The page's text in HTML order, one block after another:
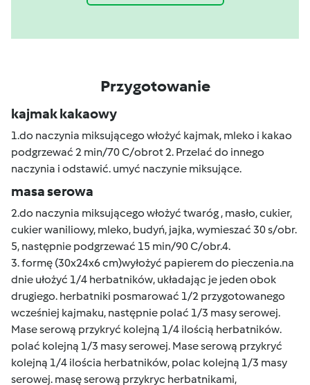
Przygotowanie
kajmak kakaowy
1.do naczynia miksującego włożyć kajmak, mleko i kakao
podgrzewać 2 min/70 C/obrot 2. Przelać do innego
naczynia i odstawić. umyć naczynie miksujące.
masa serowa
2.do naczynia miksującego włożyć twaróg , masło, cukier,
cukier waniliowy, mleko, budyń, jajka, wymieszać 30 s/obr.
5, następnie podgrzewać 15 min/90 C/obr.4.
3. formę (30x24x6 cm)wyłożyć papierem do pieczenia.na
dnie ułożyć 1/4 herbatników, układając je jeden obok
drugiego. herbatniki posmarować 1/2 przygotowanego
wcześniej kajmaku, następnie polać 1/3 masy serowej.
Mase serową przykryć kolejną 1/4 ilością herbatników.
polać kolejną 1/3 masy serowej. Mase serową przykryć
kolejną 1/4 ilościa herbatników, polac kolejną 1/3 masy
serowej. masę serową przykryc herbatnikami,